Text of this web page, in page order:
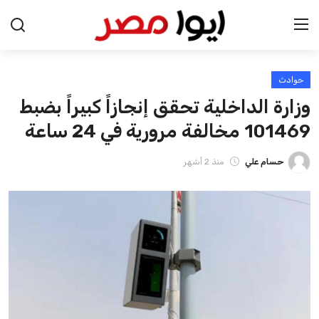
الرئيسية
اخبار مصر
عرب وعالم
اقتصاد
حوادث
وزارة الداخلية تحقق إنجازاً كبيراً بضبط
101469 مخالفة مرورية في 24 ساعة
حسام علي منذ 2 أشهر